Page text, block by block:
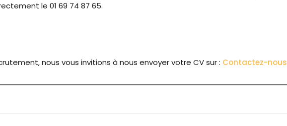
le 01 69 74 87 65.
nous vous invitions à nous envoyer votre CV sur : Contactez-nous